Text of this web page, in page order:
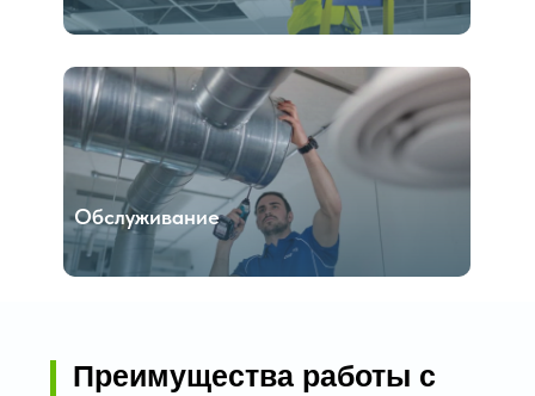
Обслуживание
Преимущества работы с